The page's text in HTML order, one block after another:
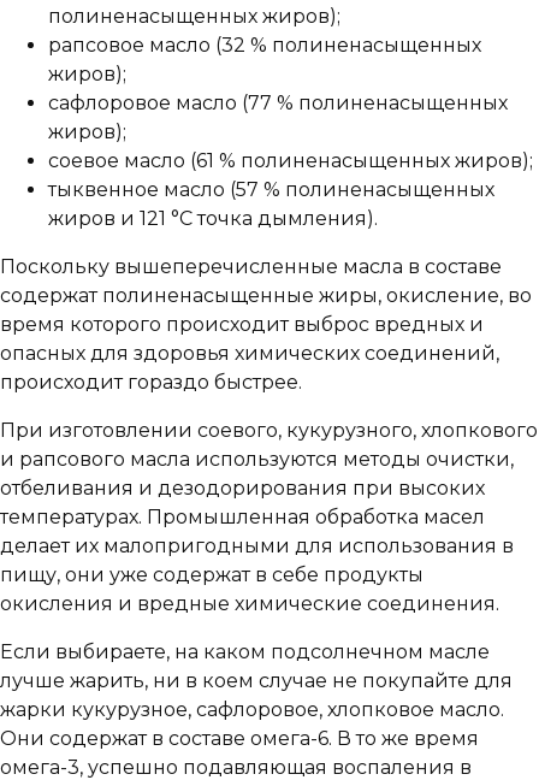
полиненасыщенных жиров);
рапсовое масло (32 % полиненасыщенных
жиров);
сафлоровое масло (77 % полиненасыщенных
жиров);
соевое масло (61 % полиненасыщенных жиров);
тыквенное масло (57 % полиненасыщенных
жиров и 121 °С точка дымления).
Поскольку вышеперечисленные масла в составе
содержат полиненасыщенные жиры, окисление, во
время которого происходит выброс вредных и
опасных для здоровья химических соединений,
происходит гораздо быстрее.
При изготовлении соевого, кукурузного, хлопкового
и рапсового масла используются методы очистки,
отбеливания и дезодорирования при высоких
температурах. Промышленная обработка масел
делает их малопригодными для использования в
пищу, они уже содержат в себе продукты
окисления и вредные химические соединения.
Если выбираете, на каком подсолнечном масле
лучше жарить, ни в коем случае не покупайте для
жарки кукурузное, сафлоровое, хлопковое масло.
Они содержат в составе омега-6. В то же время
омега-3, успешно подавляющая воспаления в